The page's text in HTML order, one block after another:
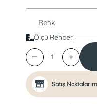
Renk
Ölçü Rehberi
1
Satış